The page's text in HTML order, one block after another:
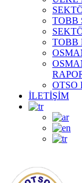
TOBB
TOBB
OTSO
İLETİŞİM